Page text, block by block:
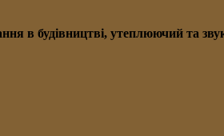
в будівництві, утеплюючий та